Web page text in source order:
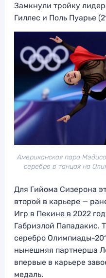
Замкнули тройку
Гиллес и Поль Пуарье
Американская пара
серебро в танцах на
Для Гийома Сизерона
второй в карьере —
Игр в Пекине в 2022
Габриэлой Пападакис.
серебро Олимпиады-
нынешняя партнерша
впервые в карьере
медаль.